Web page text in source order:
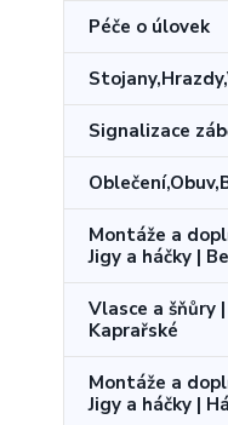
Péče o úlovek
Signalizace
Montáže a
Jigy a háčky |
Vlasce a šňůry
Kaprařské
Montáže a
Jigy a háčky |